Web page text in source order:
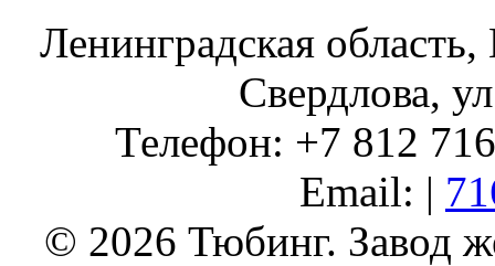
Ленинградская
Свердлова,
Телефон: +7 812
Email: |
© 2026 Тюбинг. Завод